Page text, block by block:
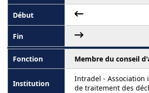
Membre du conseil
Intradel - Association
de traitement des